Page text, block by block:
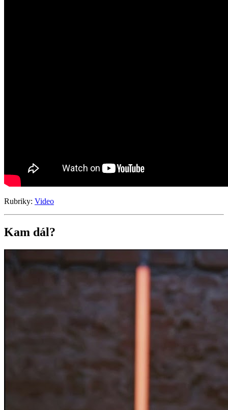
Rubriky: Video
Kam dál?